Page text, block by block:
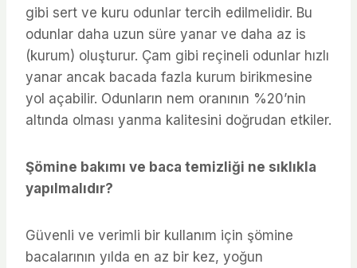
gibi sert ve kuru odunlar tercih edilmelidir. Bu
odunlar daha uzun süre yanar ve daha az is
(kurum) oluşturur. Çam gibi reçineli odunlar hızlı
yanar ancak bacada fazla kurum birikmesine
yol açabilir. Odunların nem oranının %20’nin
altında olması yanma kalitesini doğrudan etkiler.
Şömine bakımı ve baca temizliği ne sıklıkla
yapılmalıdır?
Güvenli ve verimli bir kullanım için şömine
bacalarının yılda en az bir kez, yoğun